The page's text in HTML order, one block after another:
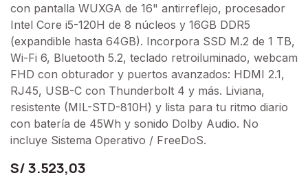
con pantalla WUXGA de 16" antirreflejo, procesador
Intel Core i5-120H de 8 núcleos y 16GB DDR5
(expandible hasta 64GB). Incorpora SSD M.2 de 1 TB,
Wi-Fi 6, Bluetooth 5.2, teclado retroiluminado, webcam
FHD con obturador y puertos avanzados: HDMI 2.1,
RJ45, USB-C con Thunderbolt 4 y más. Liviana,
resistente (MIL-STD-810H) y lista para tu ritmo diario
con batería de 45Wh y sonido Dolby Audio. No
incluye Sistema Operativo / FreeDoS.
S/3.523,03